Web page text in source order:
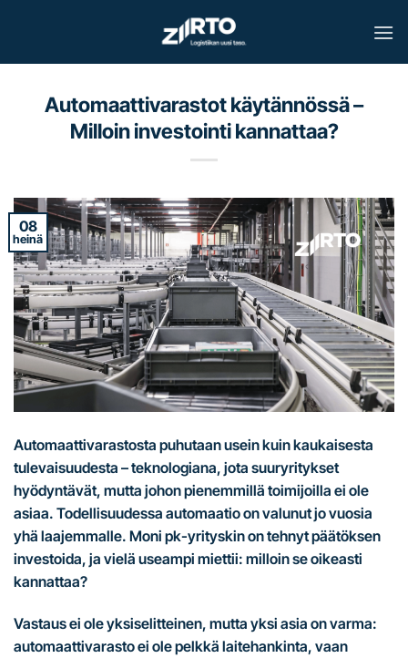
Automaattivarastot käytännössä –
Milloin investointi kannattaa?
08
heinä
Automaattivarastosta puhutaan usein kuin kaukaisesta
tulevaisuudesta – teknologiana, jota suuryritykset
hyödyntävät, mutta johon pienemmillä toimijoilla ei ole
asiaa. Todellisuudessa automaatio on valunut jo vuosia
yhä laajemmalle. Moni pk-yrityskin on tehnyt päätöksen
investoida, ja vielä useampi miettii: milloin se oikeasti
kannattaa?
Vastaus ei ole yksiselitteinen, mutta yksi asia on varma:
automaattivarasto ei ole pelkkä laitehankinta, vaan